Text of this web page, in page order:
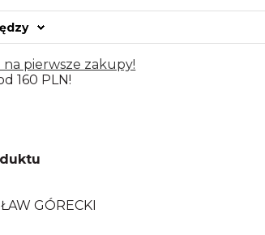
pierwsze zakupy!
160 PLN!
GÓRECKI